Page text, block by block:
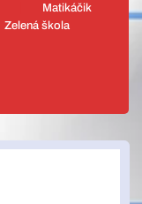
Matikáčik
Zelená škola